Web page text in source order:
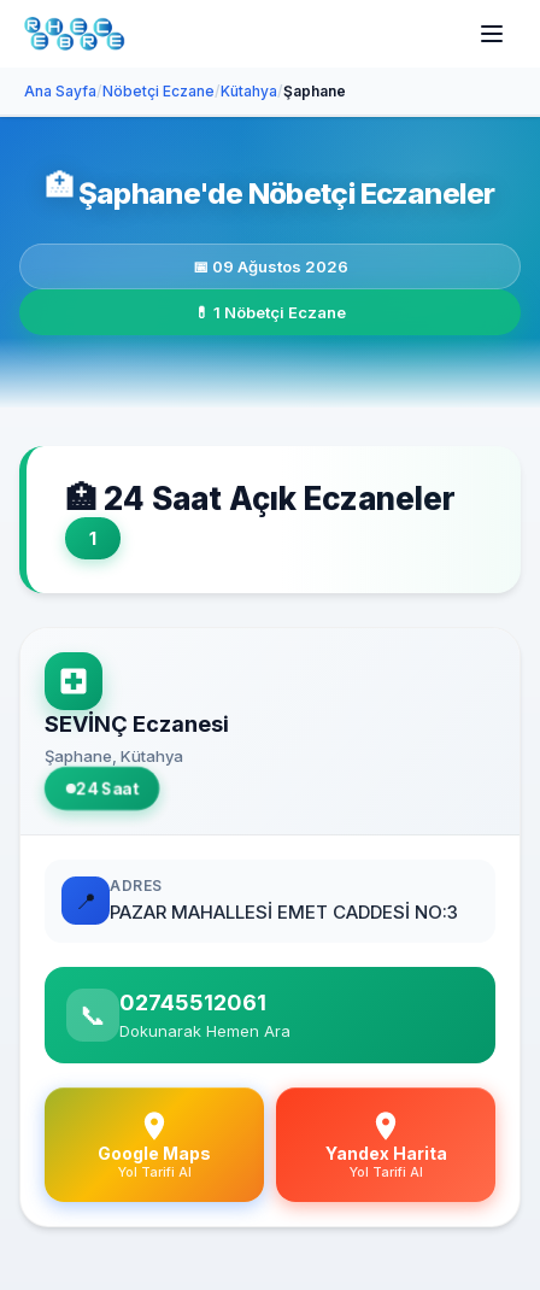
Ana Sayfa/Nöbetçi Eczane/Kütahya/Şaphane
🏥Şaphane'de Nöbetçi Eczaneler
📅 09 Ağustos 2026
💊 1 Nöbetçi Eczane
🏥 24 Saat Açık Eczaneler
1
SEVİNÇ Eczanesi
Şaphane, Kütahya
24 Saat
📍
ADRES
PAZAR MAHALLESİ EMET CADDESİ NO:3
📞 02745512061
Dokunarak Hemen Ara
Google Maps
Yol Tarifi Al
Yandex Harita
Yol Tarifi Al